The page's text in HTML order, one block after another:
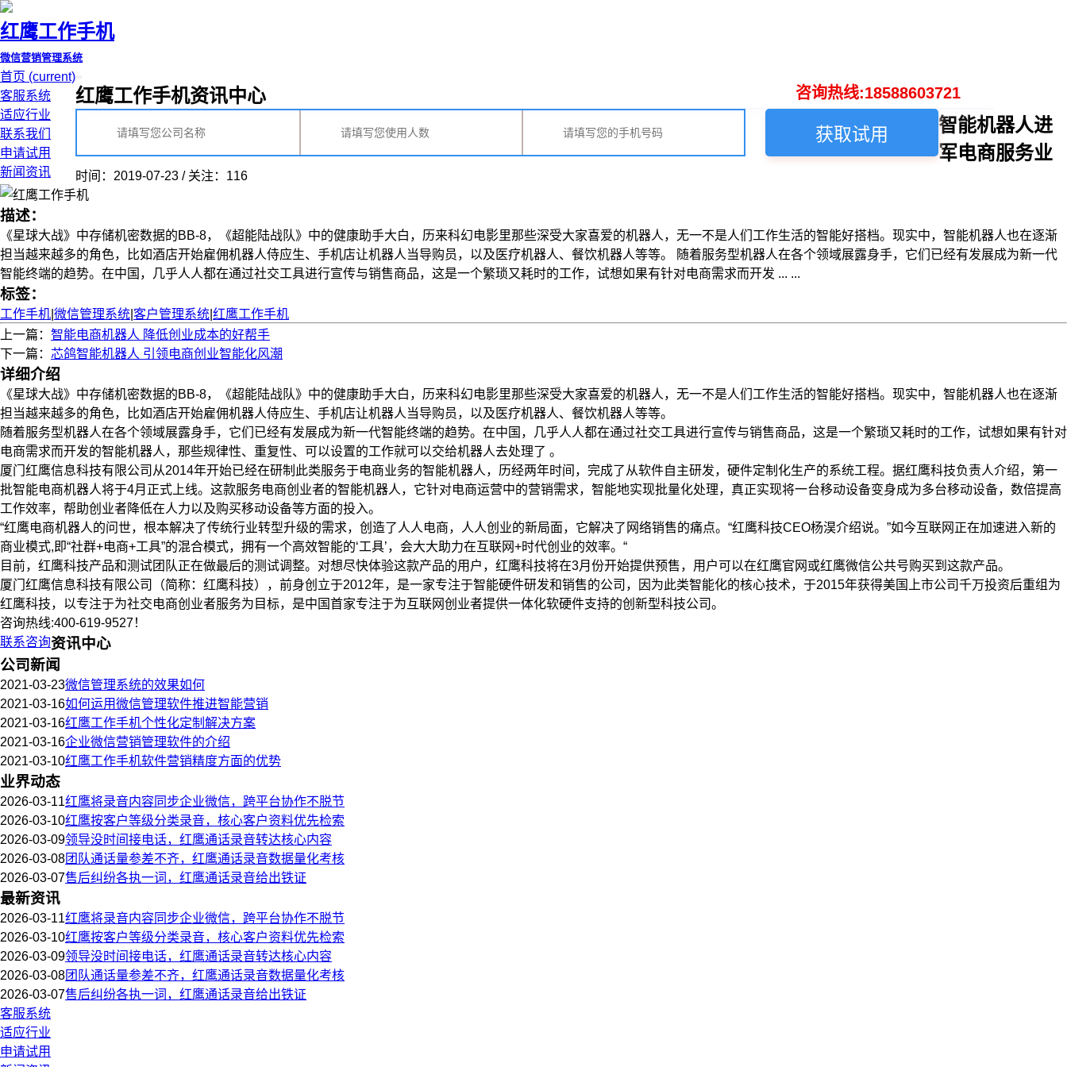
红鹰工作手机
微信营销管理系统
首页 (current)
客服系统
适应行业
联系我们
申请试用
新闻资讯
咨询热线:18588603721
红鹰工作手机资讯中心
获取试用
智能机器人进
军电商服务业
时间：2019-07-23 / 关注：116
描述：
《星球大战》中存储机密数据的BB-8，《超能陆战队》中的健康助手大白，历来科幻电影里那些深受大家喜爱的机器人，无一不是人们工作生活的智能好搭档。现实中，智能机器人也在逐渐
担当越来越多的角色，比如酒店开始雇佣机器人侍应生、手机店让机器人当导购员，以及医疗机器人、餐饮机器人等等。 随着服务型机器人在各个领域展露身手，它们已经有发展成为新一代
智能终端的趋势。在中国，几乎人人都在通过社交工具进行宣传与销售商品，这是一个繁琐又耗时的工作，试想如果有针对电商需求而开发 ... ...
标签：
工作手机 微信管理系统 客户管理系统 红鹰工作手机
上一篇： 智能电商机器人 降低创业成本的好帮手
下一篇： 芯鸽智能机器人 引领电商创业智能化风潮
详细介绍
《星球大战》中存储机密数据的BB-8，《超能陆战队》中的健康助手大白，历来科幻电影里那些深受大家喜爱的机器人，无一不是人们工作生活的智能好搭档。现实中，智能机器人也在逐渐
担当越来越多的角色，比如酒店开始雇佣机器人侍应生、手机店让机器人当导购员，以及医疗机器人、餐饮机器人等等。
随着服务型机器人在各个领域展露身手，它们已经有发展成为新一代智能终端的趋势。在中国，几乎人人都在通过社交工具进行宣传与销售商品，这是一个繁琐又耗时的工作，试想如果有针对
电商需求而开发的智能机器人，那些规律性、重复性、可以设置的工作就可以交给机器人去处理了 。
厦门红鹰信息科技有限公司从2014年开始已经在研制此类服务于电商业务的智能机器人，历经两年时间，完成了从软件自主研发，硬件定制化生产的系统工程。据红鹰科技负责人介绍，第一
批智能电商机器人将于4月正式上线。这款服务电商创业者的智能机器人，它针对电商运营中的营销需求，智能地实现批量化处理，真正实现将一台移动设备变身成为多台移动设备，数倍提高
工作效率，帮助创业者降低在人力以及购买移动设备等方面的投入。
“红鹰电商机器人的问世，根本解决了传统行业转型升级的需求，创造了人人电商，人人创业的新局面，它解决了网络销售的痛点。“红鹰科技CEO杨淏介绍说。”如今互联网正在加速进入新的
商业模式,即“社群+电商+工具”的混合模式，拥有一个高效智能的‘工具’，会大大助力在互联网+时代创业的效率。“
目前，红鹰科技产品和测试团队正在做最后的测试调整。对想尽快体验这款产品的用户，红鹰科技将在3月份开始提供预售，用户可以在红鹰官网或红鹰微信公共号购买到这款产品。
厦门红鹰信息科技有限公司（简称：红鹰科技），前身创立于2012年，是一家专注于智能硬件研发和销售的公司，因为此类智能化的核心技术，于2015年获得美国上市公司千万投资后重组为
红鹰科技，以专注于为社交电商创业者服务为目标，是中国首家专注于为互联网创业者提供一体化软硬件支持的创新型科技公司。
咨询热线:400-619-9527！
联系咨询资讯中心
公司新闻
2021-03-23微信管理系统的效果如何
2021-03-16如何运用微信管理软件推进智能营销
2021-03-16红鹰工作手机个性化定制解决方案
2021-03-16企业微信营销管理软件的介绍
2021-03-10红鹰工作手机软件营销精度方面的优势
业界动态
2026-03-11红鹰将录音内容同步企业微信，跨平台协作不脱节
2026-03-10红鹰按客户等级分类录音，核心客户资料优先检索
2026-03-09领导没时间接电话，红鹰通话录音转达核心内容
2026-03-08团队通话量参差不齐，红鹰通话录音数据量化考核
2026-03-07售后纠纷各执一词，红鹰通话录音给出铁证
最新资讯
2026-03-11红鹰将录音内容同步企业微信，跨平台协作不脱节
2026-03-10红鹰按客户等级分类录音，核心客户资料优先检索
2026-03-09领导没时间接电话，红鹰通话录音转达核心内容
2026-03-08团队通话量参差不齐，红鹰通话录音数据量化考核
2026-03-07售后纠纷各执一词，红鹰通话录音给出铁证
客服系统
适应行业
申请试用